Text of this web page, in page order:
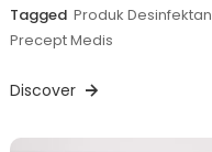
Tagged Produk Desinfektan
Precept Medis
Discover